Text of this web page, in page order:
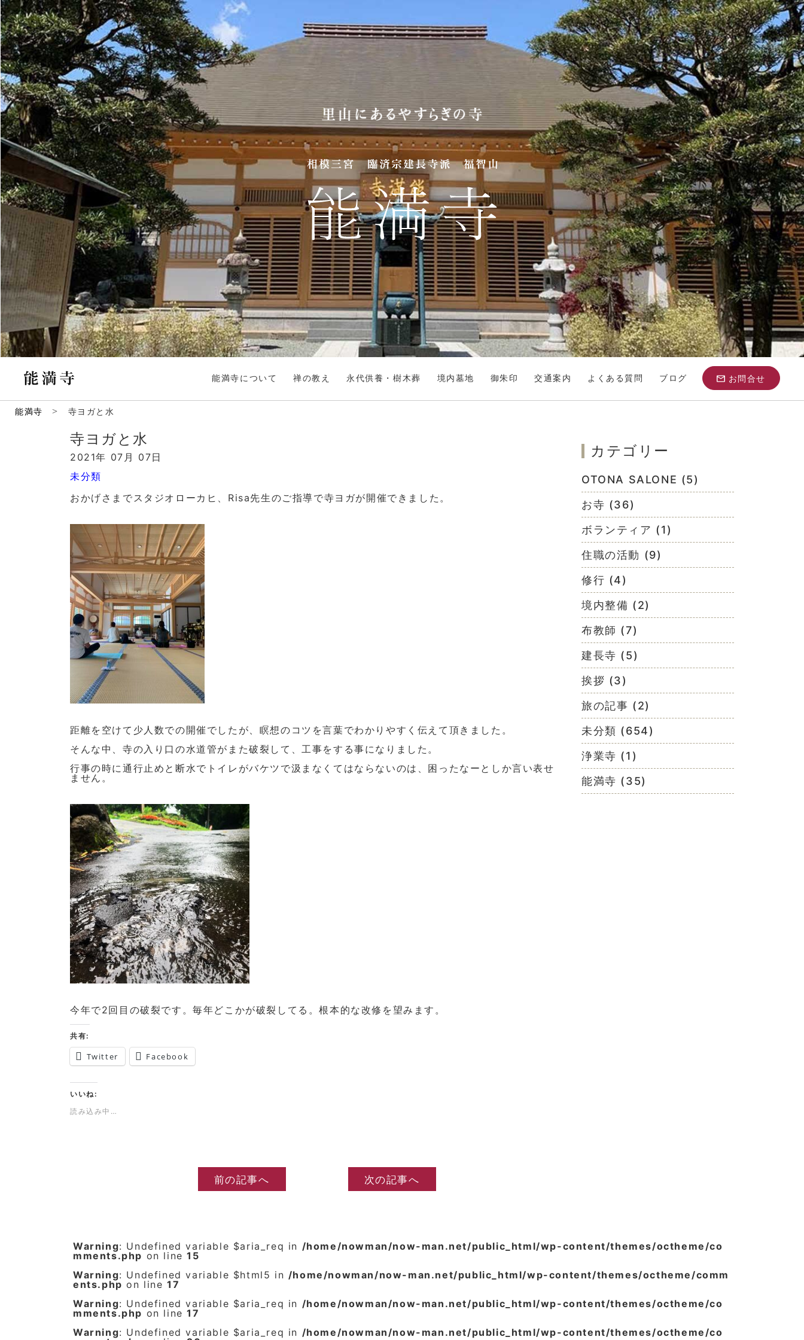
能満寺について 禅の教え 永代供養・樹木葬 境内墓地 御朱印 交通案内 よくある質問 ブログ お問合せ
能満寺 > 寺ヨガと水
寺ヨガと水
2021年 07月 07日
未分類
おかげさまでスタジオローカヒ、Risa先生のご指導で寺ヨガが開催できました。
距離を空けて少人数での開催でしたが、瞑想のコツを言葉でわかりやすく伝えて頂きました。
そんな中、寺の入り口の水道管がまた破裂して、工事をする事になりました。
行事の時に通行止めと断水でトイレがバケツで汲まなくてはならないのは、困ったなーとしか言い表せ
ません。
今年で2回目の破裂です。毎年どこかが破裂してる。根本的な改修を望みます。
共有:
Twitter Facebook
いいね:
読み込み中…
前の記事へ 次の記事へ
カテゴリー
OTONA SALONE (5)
お寺 (36)
ボランティア (1)
住職の活動 (9)
修行 (4)
境内整備 (2)
布教師 (7)
建長寺 (5)
挨拶 (3)
旅の記事 (2)
未分類 (654)
浄業寺 (1)
能満寺 (35)
Warning: Undefined variable $aria_req in /home/nowman/now-man.net/public_html/wp-content/themes/octheme/co
mments.php on line15
Warning: Undefined variable $html5 in /home/nowman/now-man.net/public_html/wp-content/themes/octheme/comm
ents.php on line17
Warning: Undefined variable $aria_req in /home/nowman/now-man.net/public_html/wp-content/themes/octheme/co
mments.php on line17
Warning: Undefined variable $aria_req in /home/nowman/now-man.net/public_html/wp-content/themes/octheme/co